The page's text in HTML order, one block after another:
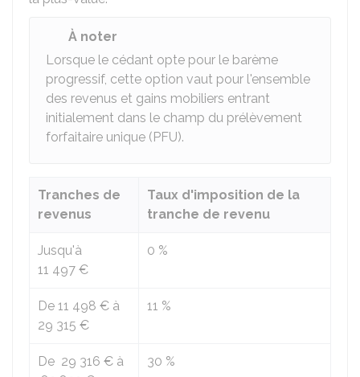
À noter
Lorsque le cédant opte pour le barème
progressif, cette option vaut pour l'ensemble
des revenus et gains mobiliers entrant
initialement dans le champ du prélèvement
forfaitaire unique (PFU).
Tranches de
revenus
Taux d'imposition de la
tranche de revenu
Jusqu'à
11 497 €
0 %
De 11 498 € à
29 315 €
11 %
De 29 316 € à
30 %